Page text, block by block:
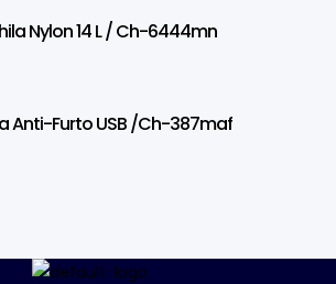
Nylon 14 L / Ch-6444mn
Anti-Furto USB /Ch-387maf